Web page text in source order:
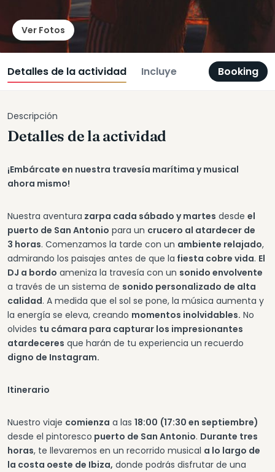
Ver Fotos
Detalles de la actividad Incluye Booking
Descripción
Detalles de la actividad
¡Embárcate en nuestra travesía marítima y musical
ahora mismo!
Nuestra aventura zarpa cada sábado y martes desde el
puerto de San Antonio para un crucero al atardecer de
3 horas. Comenzamos la tarde con un ambiente relajado,
admirando los paisajes antes de que la fiesta cobre vida. El
DJ a bordo ameniza la travesía con un sonido envolvente
a través de un sistema de sonido personalizado de alta
calidad. A medida que el sol se pone, la música aumenta y
la energía se eleva, creando momentos inolvidables. No
olvides tu cámara para capturar los impresionantes
atardeceres que harán de tu experiencia un recuerdo
digno de Instagram.
Itinerario
Nuestro viaje comienza a las 18:00 (17:30 en septiembre)
desde el pintoresco puerto de San Antonio. Durante tres
horas, te llevaremos en un recorrido musical a lo largo de
la costa oeste de Ibiza, donde podrás disfrutar de una